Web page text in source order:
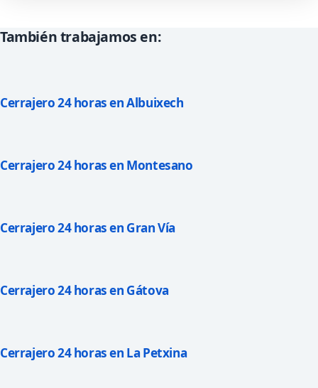
También trabajamos en:
Cerrajero 24 horas en Albuixech
Cerrajero 24 horas en Montesano
Cerrajero 24 horas en Gran Vía
Cerrajero 24 horas en Gátova
Cerrajero 24 horas en La Petxina